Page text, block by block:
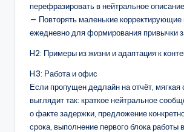
перефразировать в нейтральное описание.
— Повторять маленькие корректирующие
ежедневно для формирования привычки
H2: Примеры из жизни и адаптация к
H3: Работа и офис
Если пропущен дедлайн на отчёт, мягкая
выглядит так: краткое нейтральное
о факте задержки, предложение
срока, выполнение первого блока работы